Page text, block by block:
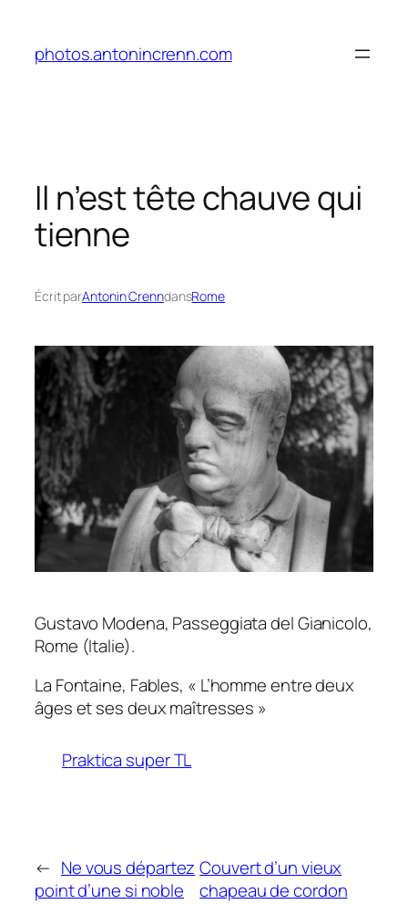
contenu
photos.antonincrenn.com
Il n’est tête chauve qui
tienne
Écrit parAntonin CrenndansRome
Gustavo Modena, Passeggiata del Gianicolo,
Rome (Italie).
La Fontaine, Fables, « L’homme entre deux
âges et ses deux maîtresses »
Praktica super TL
← Ne vous départez
point d’une si noble
Couvert d’un vieux
chapeau de cordon